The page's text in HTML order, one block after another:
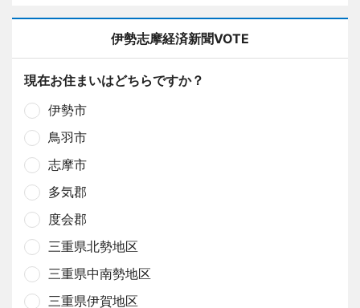
伊勢志摩経済新聞VOTE
現在お住まいはどちらですか？
伊勢市
鳥羽市
志摩市
多気郡
度会郡
三重県北勢地区
三重県中南勢地区
三重県伊賀地区